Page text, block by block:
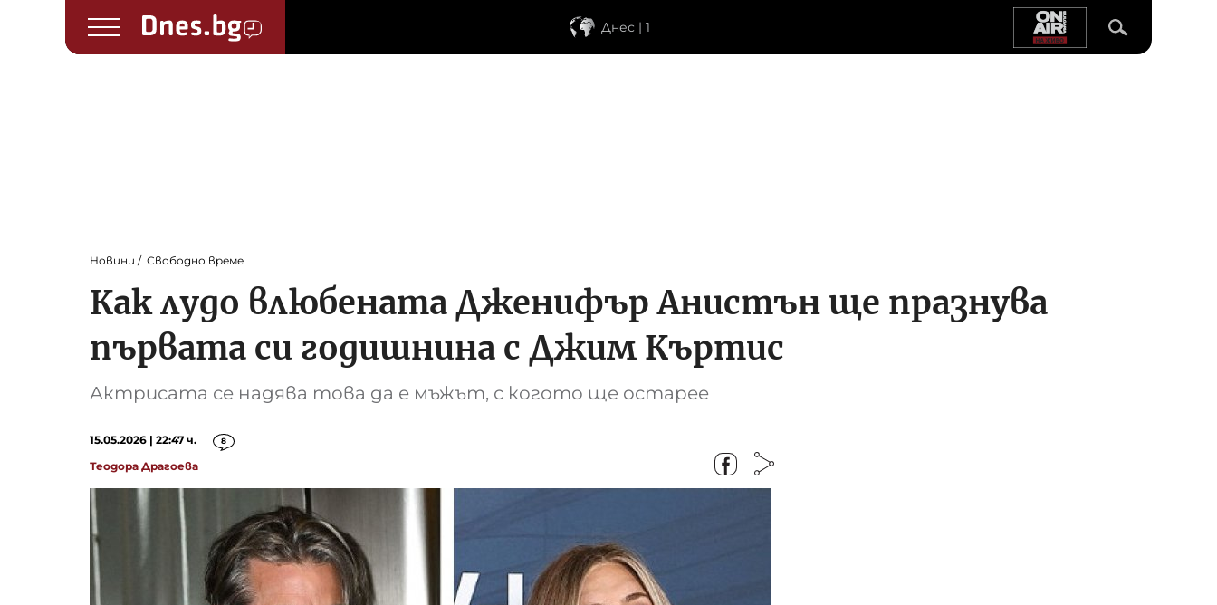
Днес | 1
Новини Свободно време
Как лудо влюбената Дженифър Анистън ще празнува
първата си годишнина с Джим Къртис
Актрисата се надява това да е мъжът, с когото ще остарее
15.05.2026 | 22:47 ч. 8
Теодора Драгоева